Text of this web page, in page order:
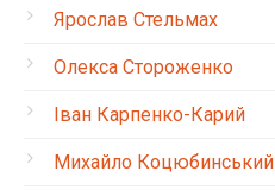
Ярослав Стельмах
Олекса Стороженко
Іван Карпенко-Карий
Михайло Коцюбинський